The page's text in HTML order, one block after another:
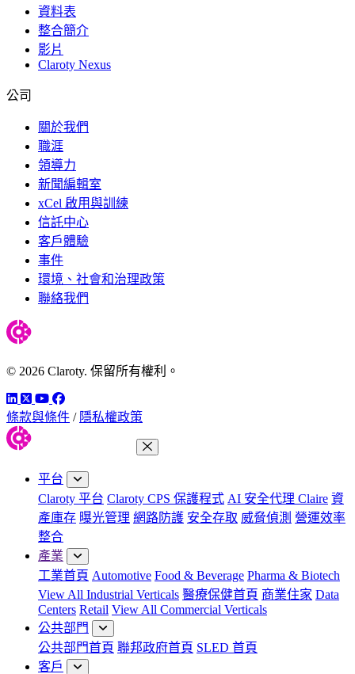
資料表
整合簡介
影片
Claroty Nexus
公司
關於我們
職涯
領導力
新聞編輯室
xCel 啟用與訓練
信託中心
客戶體驗
事件
環境、社會和治理政策
聯絡我們
© 2026 Claroty. 保留所有權利。
LinkedIn
TwitterYouTube
Facebook
條款與條件 / 隱私權政策
平台
Claroty 平台 Claroty CPS 保護程式 AI 安全代理 Claire 資
產庫存 曝光管理 網路防護 安全存取 威脅偵測 營運效率
整合
產業
工業首頁 Automotive Food & Beverage Pharma & Biotech
View All Industrial Verticals 醫療保健首頁 商業住家 Data
Centers Retail View All Commercial Verticals
公共部門
公共部門首頁 聯邦政府首頁 SLED 首頁
客戶